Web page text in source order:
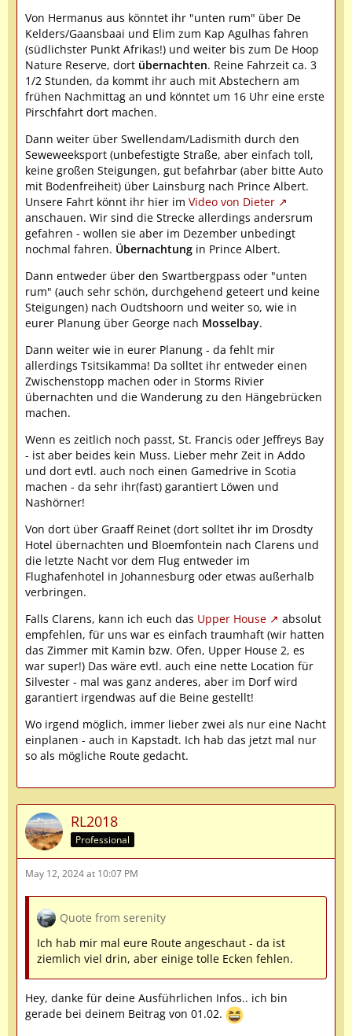
Von Hermanus aus könntet ihr "unten rum" über De
Kelders/Gaansbaai und Elim zum Kap Agulhas fahren
(südlichster Punkt Afrikas!) und weiter bis zum De Hoop
Nature Reserve, dort übernachten. Reine Fahrzeit ca. 3
1/2 Stunden, da kommt ihr auch mit Abstechern am
frühen Nachmittag an und könntet um 16 Uhr eine erste
Pirschfahrt dort machen.
Dann weiter über Swellendam/Ladismith durch den
Seweweeksport (unbefestigte Straße, aber einfach toll,
keine großen Steigungen, gut befahrbar (aber bitte Auto
mit Bodenfreiheit) über Lainsburg nach Prince Albert.
Unsere Fahrt könnt ihr hier im Video von Dieter
anschauen. Wir sind die Strecke allerdings andersrum
gefahren - wollen sie aber im Dezember unbedingt
nochmal fahren. Übernachtung in Prince Albert.
Dann entweder über den Swartbergpass oder "unten
rum" (auch sehr schön, durchgehend geteert und keine
Steigungen) nach Oudtshoorn und weiter so, wie in
eurer Planung über George nach Mosselbay.
Dann weiter wie in eurer Planung - da fehlt mir
allerdings Tsitsikamma! Da solltet ihr entweder einen
Zwischenstopp machen oder in Storms Rivier
übernachten und die Wanderung zu den Hängebrücken
machen.
Wenn es zeitlich noch passt, St. Francis oder Jeffreys Bay
- ist aber beides kein Muss. Lieber mehr Zeit in Addo
und dort evtl. auch noch einen Gamedrive in Scotia
machen - da sehr ihr(fast) garantiert Löwen und
Nashörner!
Von dort über Graaff Reinet (dort solltet ihr im Drosdty
Hotel übernachten und Bloemfontein nach Clarens und
die letzte Nacht vor dem Flug entweder im
Flughafenhotel in Johannesburg oder etwas außerhalb
verbringen.
Falls Clarens, kann ich euch das Upper House
absolut
empfehlen, für uns war es einfach traumhaft (wir hatten
das Zimmer mit Kamin bzw. Ofen, Upper House 2, es
war super!) Das wäre evtl. auch eine nette Location für
Silvester - mal was ganz anderes, aber im Dorf wird
garantiert irgendwas auf die Beine gestellt!
Wo irgend möglich, immer lieber zwei als nur eine Nacht
einplanen - auch in Kapstadt. Ich hab das jetzt mal nur
so als mögliche Route gedacht.
RL2018
Professional
May 12, 2024 at 10:07 PM
Quote from serenity
Ich hab mir mal eure Route angeschaut - da ist
ziemlich viel drin, aber einige tolle Ecken fehlen.
Hey, danke für deine Ausführlichen Infos.. ich bin
gerade bei deinem Beitrag von 01.02.